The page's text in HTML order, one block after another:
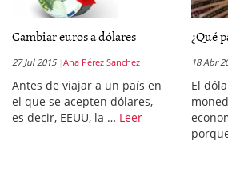
Cambiar euros a dólares
27 Jul 2015 Ana Pérez Sanchez
Antes de viajar a un país en
el que se acepten dólares,
es decir, EEUU, la … Leer
¿Qué
18 Abr
El